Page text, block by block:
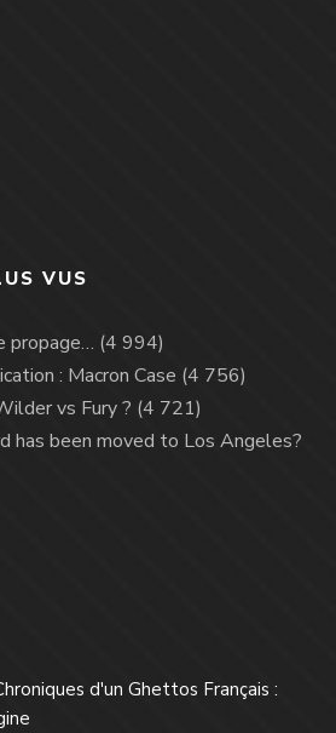
VUS
propage… (4 994)
: Macron Case (4 756)
vs Fury ? (4 721)
has been moved to Los Angeles?
d'un Ghettos Français :